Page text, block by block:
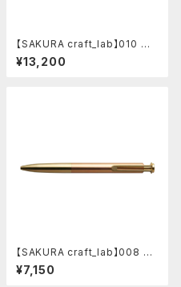
【SAKURA craft_lab】010 ゲ
ルインキボールペン (ハンマート
ーン チャコール)
¥13,200
【SAKURA craft_lab】008 ゲ
ルインキボールペン (アシッドピ
ンク)
¥7,150